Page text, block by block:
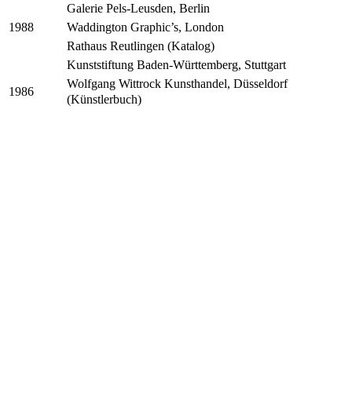
Galerie Pels-Leusden, Berlin
1988
Waddington Graphic’s, London
Rathaus Reutlingen (Katalog)
Kunststiftung Baden-Württemberg, Stuttgart
1986
Wolfgang Wittrock Kunsthandel, Düsseldorf
(Künstlerbuch)